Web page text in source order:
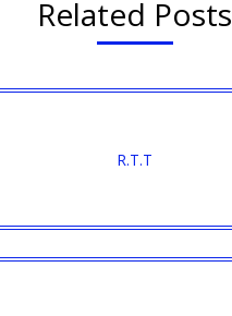
Related Posts
R.T.T